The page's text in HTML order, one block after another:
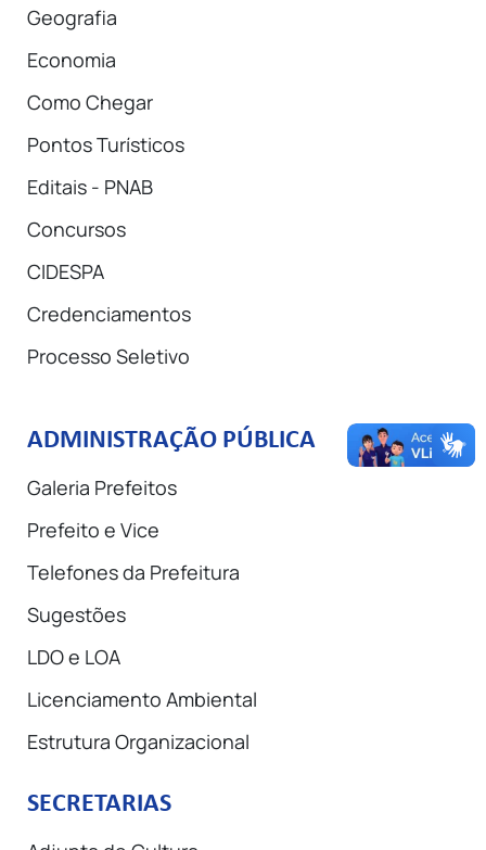
Geografia
Economia
Como Chegar
Pontos Turísticos
Editais - PNAB
Concursos
CIDESPA
Credenciamentos
Processo Seletivo
ADMINISTRAÇÃO PÚBLICA
Galeria Prefeitos
Prefeito e Vice
Telefones da Prefeitura
Sugestões
LDO e LOA
Licenciamento Ambiental
Estrutura Organizacional
SECRETARIAS